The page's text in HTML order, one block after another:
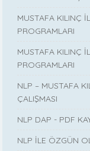
MUSTAFA KILINÇ
PROGRAMLARI
MUSTAFA KILINÇ
PROGRAMLARI
NLP – MUSTAFA
ÇALIŞMASI
NLP DAP - PDF
NLP İLE ÖZGÜN